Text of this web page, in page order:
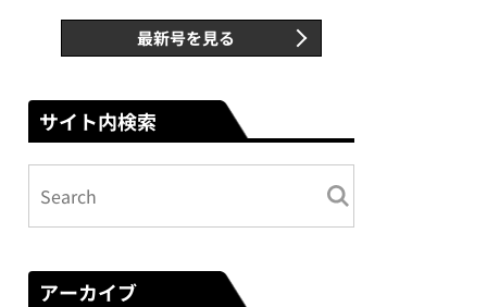
最新号を見る
サイト内検索
アーカイブ